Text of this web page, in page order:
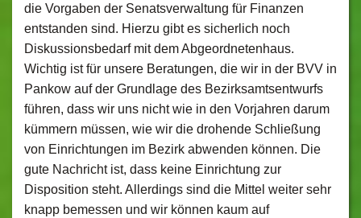
die Vorgaben der Senatsverwaltung für Finanzen
entstanden sind. Hierzu gibt es sicherlich noch
Diskussionsbedarf mit dem Abgeordnetenhaus.
Wichtig ist für unsere Beratungen, die wir in der BVV in
Pankow auf der Grundlage des Bezirksamtsentwurfs
führen, dass wir uns nicht wie in den Vorjahren darum
kümmern müssen, wie wir die drohende Schließung
von Einrichtungen im Bezirk abwenden können. Die
gute Nachricht ist, dass keine Einrichtung zur
Disposition steht. Allerdings sind die Mittel weiter sehr
knapp bemessen und wir können kaum auf